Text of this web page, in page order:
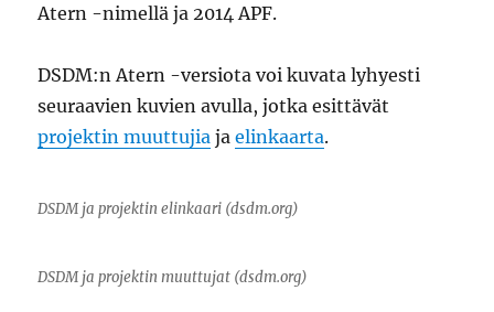
Atern -nimellä ja 2014 APF.
DSDM:n Atern -versiota voi kuvata lyhyesti
seuraavien kuvien avulla, jotka esittävät
projektin muuttujia jaelinkaarta.
DSDM ja projektin elinkaari (dsdm.org)
DSDM ja projektin muuttujat (dsdm.org)